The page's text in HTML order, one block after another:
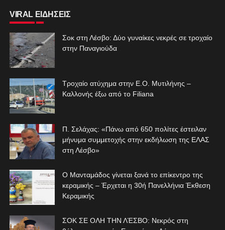
VIRAL ΕΙΔΗΣΕΙΣ
Σοκ στη Λέσβο: Δύο γυναίκες νεκρές σε τροχαίο
στην Παναγιούδα
Τροχαίο ατύχημα στην Ε.Ο. Μυτιλήνης –
Καλλονής έξω από το Filiana
Π. Σελάχας: «Πάνω από 650 πολίτες έστειλαν
μήνυμα συμμετοχής στην εκδήλωση της ΕΛΑΣ
στη Λέσβο»
Ο Μανταμάδος γίνεται ξανά το επίκεντρο της
κεραμικής – Έρχεται η 30ή Πανελλήνια Έκθεση
Κεραμικής
ΣΟΚ ΣΕ ΟΛΗ ΤΗΝ ΛΈΣΒΟ: Νεκρός στη